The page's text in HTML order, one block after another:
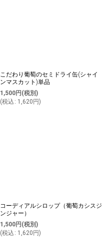
こだわり葡萄のセミドライ缶(シャイ
ンマスカット)単品
1,500円 (税別)
(税込 : 1,620 円)
コーディアルシロップ（葡萄カシスジ
ンジャー）
1,500円 (税別)
(税込 : 1,620 円)